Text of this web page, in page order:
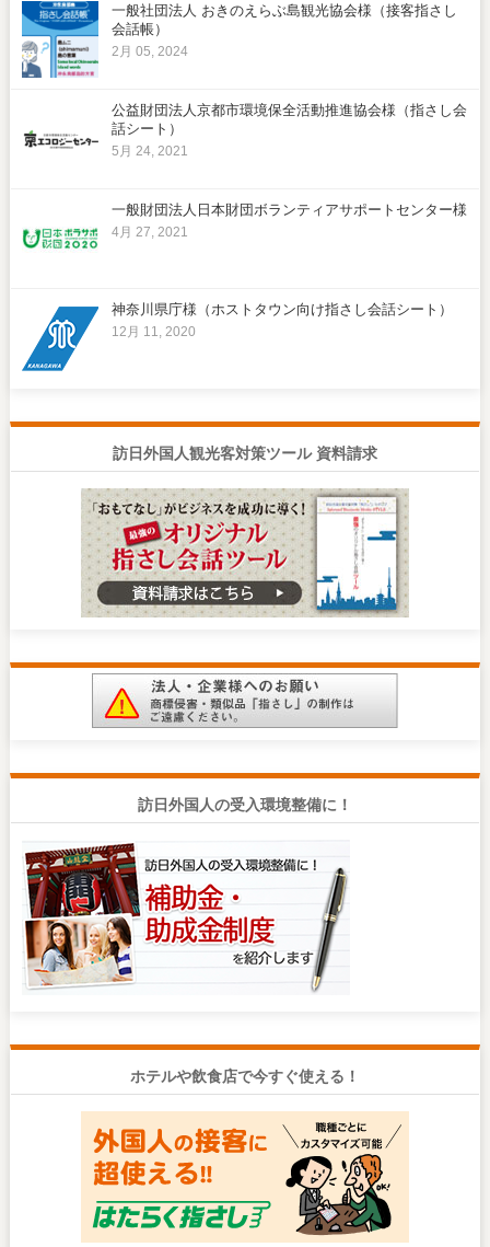
一般社団法人 おきのえらぶ島観光協会様（接客指さし
会話帳）
2月 05, 2024
公益財団法人京都市環境保全活動推進協会様（指さし会
話シート）
5月 24, 2021
一般財団法人日本財団ボランティアサポートセンター様
4月 27, 2021
神奈川県庁様（ホストタウン向け指さし会話シート）
12月 11, 2020
訪日外国人観光客対策ツール 資料請求
訪日外国人の受入環境整備に！
ホテルや飲食店で今すぐ使える！